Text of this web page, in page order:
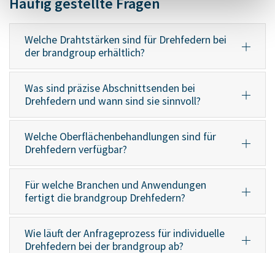
Welche Drahtstärken sind für Drehfedern bei
der brandgroup erhältlich?
Was sind präzise Abschnittsenden bei
Drehfedern und wann sind sie sinnvoll?
Welche Oberflächenbehandlungen sind für
Drehfedern verfügbar?
Für welche Branchen und Anwendungen
fertigt die brandgroup Drehfedern?
Wie läuft der Anfrageprozess für individuelle
Drehfedern bei der brandgroup ab?